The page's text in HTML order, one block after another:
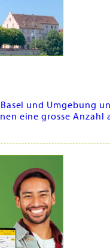
und Umgebung
eine grosse Anzahl